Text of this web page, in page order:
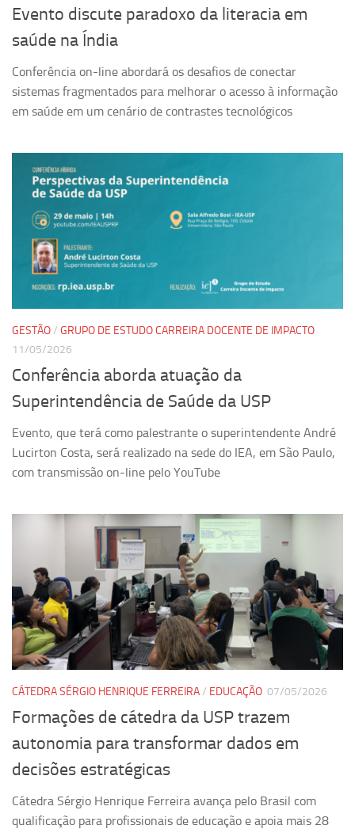
Evento discute paradoxo da literacia em
saúde na Índia
Conferência on-line abordará os desafios de conectar
sistemas fragmentados para melhorar o acesso à informação
em saúde em um cenário de contrastes tecnológicos
GESTÃO/ GRUPO DE ESTUDO CARREIRA DOCENTE DE IMPACTO
11/05/2026
Conferência aborda atuação da
Superintendência de Saúde da USP
Evento, que terá como palestrante o superintendente André
Lucirton Costa, será realizado na sede do IEA, em São Paulo,
com transmissão on-line pelo YouTube
CÁTEDRA SÉRGIO HENRIQUE FERREIRA/ EDUCAÇÃO 07/05/2026
Formações de cátedra da USP trazem
autonomia para transformar dados em
decisões estratégicas
Cátedra Sérgio Henrique Ferreira avança pelo Brasil com
qualificação para profissionais de educação e apoia mais 28